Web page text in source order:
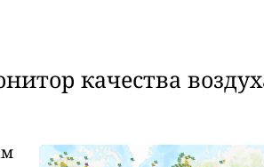
качества